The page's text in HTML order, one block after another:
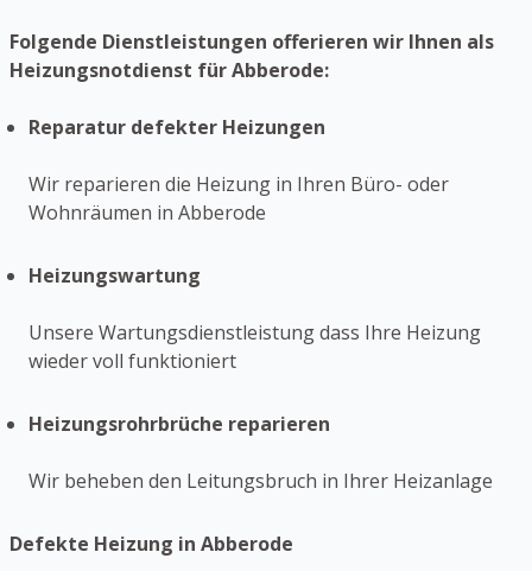
Folgende Dienstleistungen offerieren wir Ihnen als
Heizungsnotdienst für Abberode:
Reparatur defekter Heizungen
Wir reparieren die Heizung in Ihren Büro- oder
Wohnräumen in Abberode
Heizungswartung
Unsere Wartungsdienstleistung dass Ihre Heizung
wieder voll funktioniert
Heizungsrohrbrüche reparieren
Wir beheben den Leitungsbruch in Ihrer Heizanlage
Defekte Heizung in Abberode